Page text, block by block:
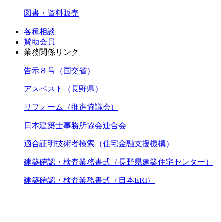
図書・資料販売
各種相談
賛助会員
業務関係リンク
告示８号（国交省）
アスベスト（長野県）
リフォーム（推進協議会）
日本建築士事務所協会連合会
適合証明技術者検索（住宅金融支援機構）
建築確認・検査業務書式（長野県建築住宅センター）
建築確認・検査業務書式（日本ERI）